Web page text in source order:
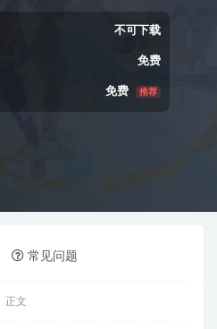
不可下载
免费
免费 推荐
常见问题
正文